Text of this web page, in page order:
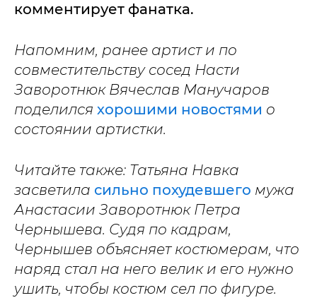
комментирует фанатка.
Напомним, ранее артист и по
совместительству сосед Насти
Заворотнюк Вячеслав Манучаров
поделился хорошими новостями о
состоянии артистки.
Читайте также: Татьяна Навка
засветила сильно похудевшего мужа
Анастасии Заворотнюк Петра
Чернышева. Судя по кадрам,
Чернышев объясняет костюмерам, что
наряд стал на него велик и его нужно
ушить, чтобы костюм сел по фигуре.